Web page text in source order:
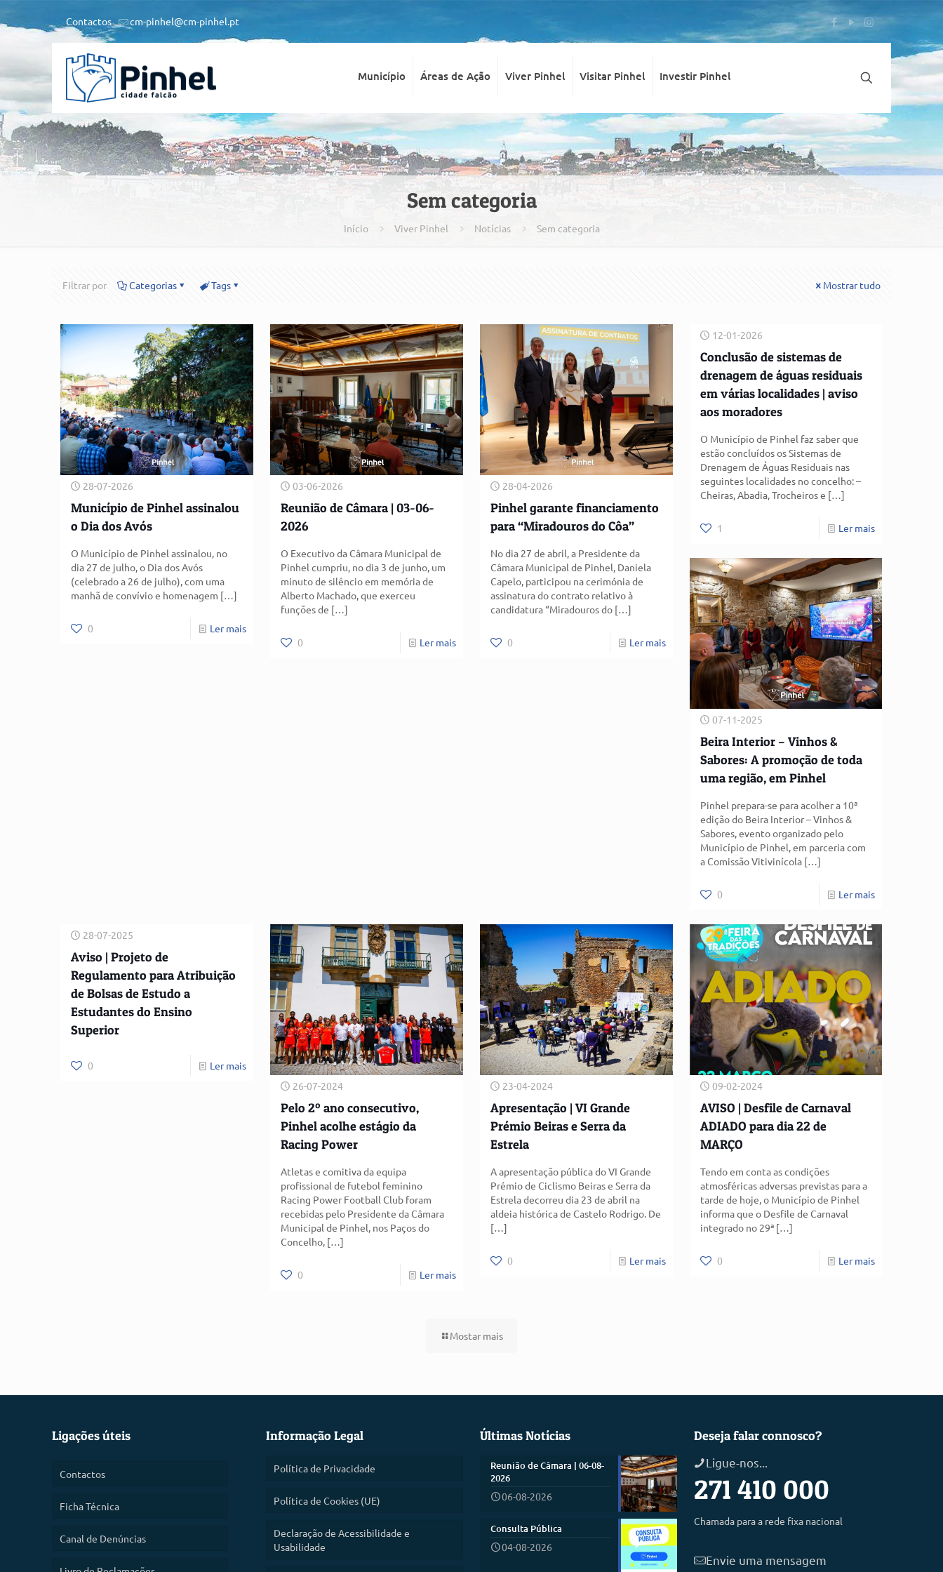
Contactos cm-pinhel@cm-pinhel.pt
Município Áreas de Ação Viver Pinhel Visitar Pinhel Investir Pinhel
Sem categoria
Início Viver Pinhel Notícias Sem categoria
Filtrar por Categorias Tags Mostrar tudo
28-07-2026
Município de Pinhel assinalou
o Dia dos Avós
O Município de Pinhel assinalou, no
dia 27 de julho, o Dia dos Avós
(celebrado a 26 de julho), com uma
manhã de convívio e homenagem […]
0 Ler mais
03-06-2026
Reunião de Câmara | 03-06-
2026
O Executivo da Câmara Municipal de
Pinhel cumpriu, no dia 3 de junho, um
minuto de silêncio em memória de
Alberto Machado, que exerceu
funções de […]
0 Ler mais
28-04-2026
Pinhel garante financiamento
para “Miradouros do Côa”
No dia 27 de abril, a Presidente da
Câmara Municipal de Pinhel, Daniela
Capelo, participou na cerimónia de
assinatura do contrato relativo à
candidatura “Miradouros do[…]
0 Ler mais
12-01-2026
Conclusão de sistemas de
drenagem de águas residuais
em várias localidades | aviso
aos moradores
O Município de Pinhel faz saber que
estão concluídos os Sistemas de
Drenagem de Águas Residuais nas
seguintes localidades no concelho: –
Cheiras, Abadia, Trocheiros e […]
1 Ler mais
07-11-2025
Beira Interior – Vinhos &
Sabores: A promoção de toda
uma região, em Pinhel
Pinhel prepara-se para acolher a 10ª
edição do Beira Interior – Vinhos &
Sabores, evento organizado pelo
Município de Pinhel, em parceria com
a Comissão Vitivinícola[…]
0 Ler mais
28-07-2025
Aviso | Projeto de
Regulamento para Atribuição
de Bolsas de Estudo a
Estudantes do Ensino
Superior
0
Ler mais
26-07-2024
Pelo 2º ano consecutivo,
Pinhel acolhe estágio da
Racing Power
Atletas e comitiva da equipa
profissional de futebol feminino
Racing Power Football Club foram
recebidas pelo Presidente da Câmara
Municipal de Pinhel, nos Paços do
Concelho, […]
0 Ler mais
23-04-2024
Apresentação | VI Grande
Prémio Beiras e Serra da
Estrela
A apresentação pública do VI Grande
Prémio de Ciclismo Beiras e Serra da
Estrela decorreu dia 23 de abril na
aldeia histórica de Castelo Rodrigo. De
[…]
0 Ler mais
09-02-2024
AVISO | Desfile de Carnaval
ADIADO para dia 22 de
MARÇO
Tendo em conta as condições
atmosféricas adversas previstas para a
tarde de hoje, o Município de Pinhel
informa que o Desfile de Carnaval
integrado no 29ª[…]
0 Ler mais
Mostar mais
Ligações úteis
Contactos
Ficha Técnica
Canal de Denúncias
Informação Legal
Política de Privacidade
Política de Cookies (UE)
Declaração de Acessibilidade e
Usabilidade
Últimas Notícias
Reunião de Câmara | 06-08-
2026
06-08-2026
Consulta Pública
04-08-2026
Deseja falar connosco?
Ligue-nos...
271 410 000
Chamada para a rede fixa nacional
Envie uma mensagem